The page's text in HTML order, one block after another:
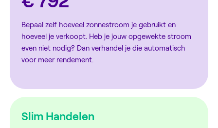
Bepaal zelf hoeveel zonnestroom je gebruikt en
hoeveel je verkoopt. Heb je jouw opgewekte stroom
even niet nodig? Dan verhandel je die automatisch
voor meer rendement.
Slim Handelen